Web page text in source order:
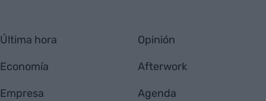
Última hora
Economía
Empresa
Opinión
Afterwork
Agenda